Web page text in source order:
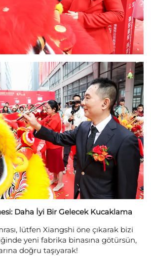
Daha İyi Bir Gelecek Kucaklama
lütfen Xiangshi öne çıkarak bizi
yeni fabrika binasına götürsün,
doğru taşıyarak!